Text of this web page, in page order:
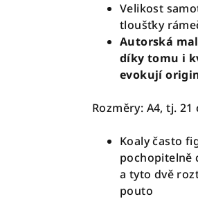
Velikost
tloušťky
Autorská
díky tomu i
evokují
Rozměry: A4, tj. 21
Koaly často
pochopitelně
a tyto dvě
pouto